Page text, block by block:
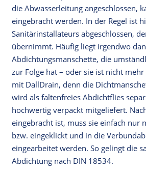
die Abwasserleitung angeschlossen,
eingebracht werden. In der Regel ist
Sanitärinstallateurs abgeschlossen,
übernimmt. Häufig liegt irgendwo
Abdichtungsmanschette, die
zur Folge hat – oder sie ist nicht
mit DallDrain, denn die
wird als faltenfreies Abdichtflies
hochwertig verpackt mitgeliefert.
eingebracht ist, muss sie einfach nur
bzw. eingeklickt und in die
eingearbeitet werden. So gelingt die
Abdichtung nach DIN 18534.